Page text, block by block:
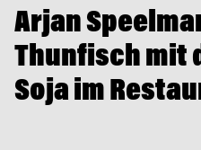
Arjan
Thunfisch mit
Soja im